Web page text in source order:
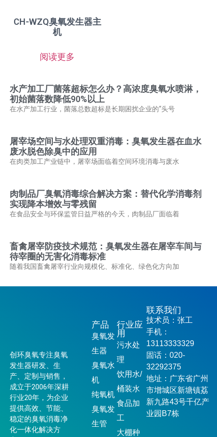
CH-WZQ臭氧发生器主
机
阅读更多
水产加工厂菌落超标怎么办？高浓度臭氧水喷淋，
初始菌落数降低90%以上
在水产加工行业，菌落总数超标是长期困扰企业的“头号
屠宰场空间与水处理双重消毒：臭氧发生器在血水
废水脱色除臭中的应用
在肉类加工产业链中，屠宰场面临着空间环境消毒与废水
肉制品厂臭氧消毒综合解决方案：替代化学消毒剂
实现降本增效与零残留
在食品安全与环保监管日益严格的今天，肉制品厂面临着
畜禽屠宰防疫技术规范：臭氧发生器在屠宰车间与
待宰圈的无害化消毒标准
随着我国畜禽屠宰行业向规模化、标准化、绿色化方向加
创环臭氧专注臭氧
发生器研发、生
产、定制与销售，
成立于2006年深耕
行业20年，为企业
提供高效、节能、
稳定的臭氧消毒净
化一体化解决方
产品
臭氧发
生器
臭氧水
机
纯氧机
臭氧发
生管
行业应
用
污水处
理
饮用水/
桶装水
食品加
工
大棚种
联系我们
技术员：张工
手机：
13113333329
固话：020-
32292375
地址：广东省广州
市增城区新塘镇荔
新九路43号千亿产
业园B7栋